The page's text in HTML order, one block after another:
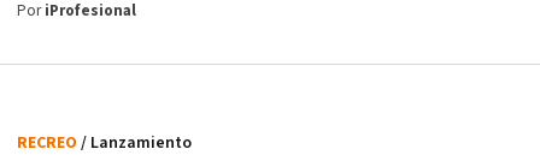
PoriProfesional
RECREO / Lanzamiento